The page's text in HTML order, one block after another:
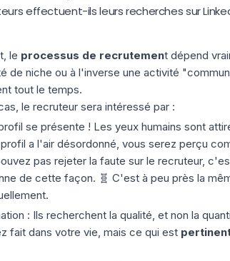
effectuent-ils leurs recherches sur
le processus de recrutement dépend
de niche ou à l'inverse une activité
tout le temps.
le recruteur sera intéressé par :
se présente ! Les yeux humains sont
a l'air désordonné, vous serez perçu
pas rejeter la faute sur le recruteur,
de cette façon. 🧬 C'est à peu près la
: Ils recherchent la qualité, et non la
fait dans votre vie, mais ce qui est